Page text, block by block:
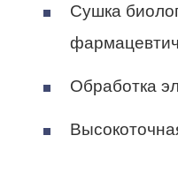
Сушка
Обработка